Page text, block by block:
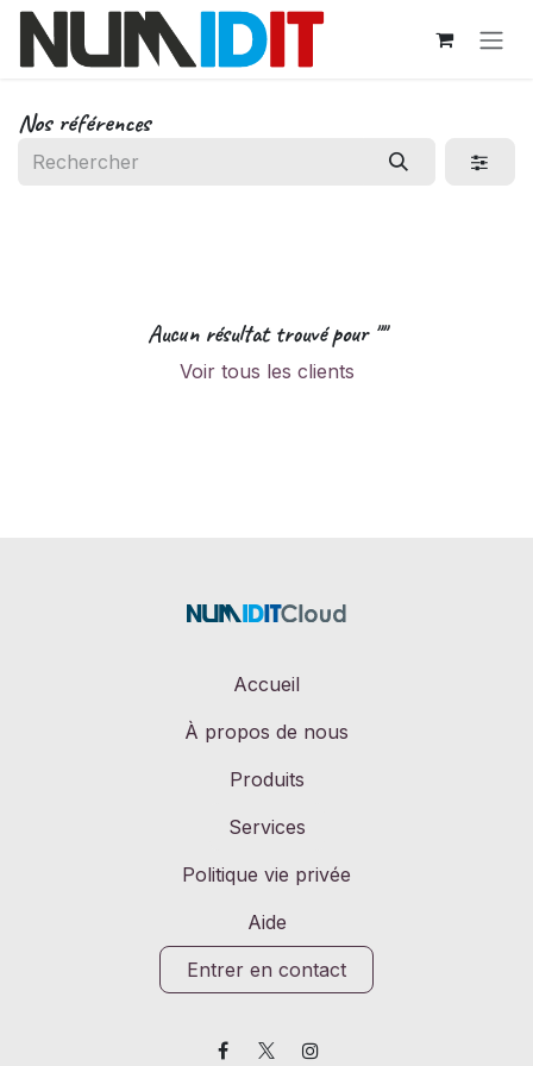
Se rendre au contenu
Nos références
Aucun résultat trouvé pour ""
Voir tous les clients
Accueil
À propos de nous
Produits
Services
Politique vie privée
Aide
Entrer en contact